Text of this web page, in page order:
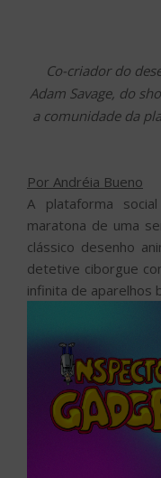
Co-criador do
Adam Savage, do
a comunidade da
Por Andréia Bueno
A plataforma
maratona de uma
clássico desenho
detetive ciborgue
infinita de aparelhos